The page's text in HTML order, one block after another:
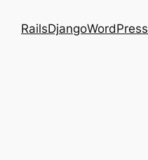
RailsDjangoWordPress